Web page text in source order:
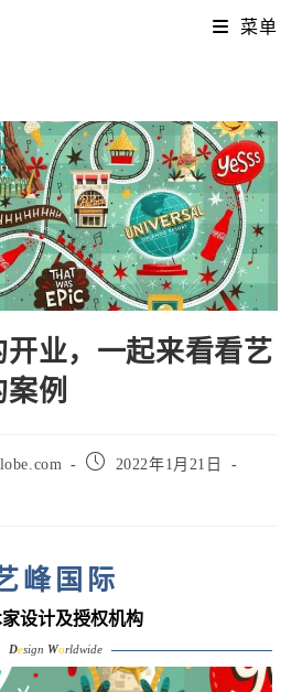
菜单
开业，一起来看看艺
例
Post
2022年1月21日
峰国际
设计及授权机构
Design Worldwide